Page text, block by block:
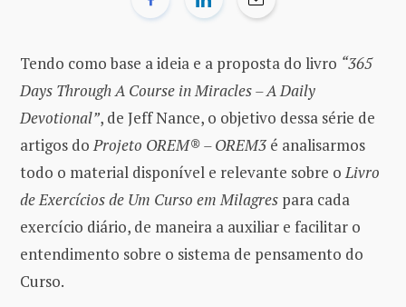
Tendo como base a ideia e a proposta do livro “365
Days Through A Course in Miracles – A Daily
Devotional”, de Jeff Nance, o objetivo dessa série de
artigos doProjeto OREM® – OREM3 é analisarmos
todo o material disponível e relevante sobre oLivro
de Exercícios de Um Curso em Milagres para cada
exercício diário, de maneira a auxiliar e facilitar o
entendimento sobre o sistema de pensamento do
Curso.